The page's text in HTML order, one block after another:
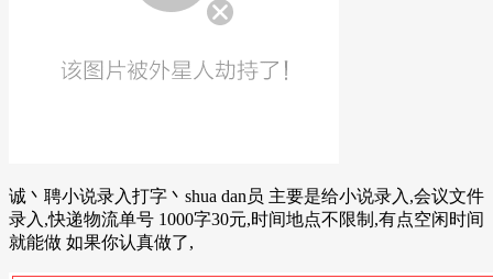
诚丶聘小说录入打字丶shua dan员 主要是给小说录入,会议文件
录入,快递物流单号 1000字30元,时间地点不限制,有点空闲时间
就能做 如果你认真做了,